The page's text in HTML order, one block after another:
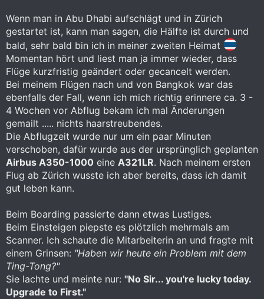
Wenn man in Abu Dhabi aufschlägt und in Zürich
gestartet ist, kann man sagen, die Hälfte ist durch und
bald, sehr bald bin ich in meiner zweiten Heimat
Momentan hört und liest man ja immer wieder, dass
Flüge kurzfristig geändert oder gecancelt werden.
Bei meinem Flügen nach und von Bangkok war das
ebenfalls der Fall, wenn ich mich richtig erinnere ca. 3 -
4 Wochen vor Abflug bekam ich mal Änderungen
gemailt ..... nichts haarstreubendes.
Die Abflugzeit wurde nur um ein paar Minuten
verschoben, dafür wurde aus der ursprünglich geplanten
Airbus A350-1000 eine A321LR. Nach meinem ersten
Flug ab Zürich wusste ich aber bereits, dass ich damit
gut leben kann.
Beim Boarding passierte dann etwas Lustiges.
Beim Einsteigen piepste es plötzlich mehrmals am
Scanner. Ich schaute die Mitarbeiterin an und fragte mit
einem Grinsen: "Haben wir heute ein Problem mit dem
Ting-Tong?"
Sie lachte und meinte nur: "No Sir... you're lucky today.
Upgrade to First."